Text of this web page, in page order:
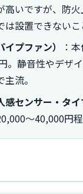
高いですが、防
設置できないこ
プファン）
：
。静音性やデザ
流。
感センサー・タ
～40,000円程